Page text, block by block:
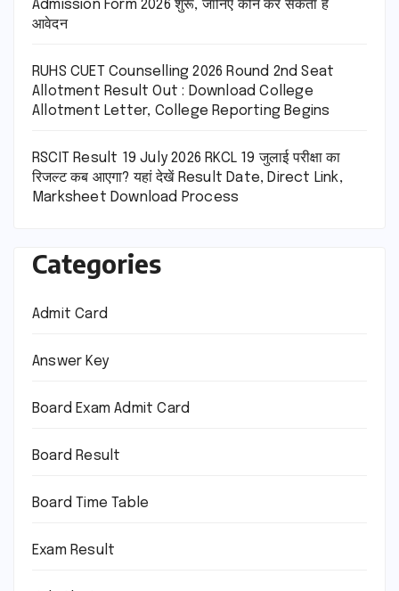
Admission Form 2026 शुरू, जानिए कौन कर सकता है
आवेदन
RUHS CUET Counselling 2026 Round 2nd Seat
Allotment Result Out : Download College
Allotment Letter, College Reporting Begins
RSCIT Result 19 July 2026 RKCL 19 जुलाई परीक्षा का
रिजल्ट कब आएगा? यहां देखें Result Date, Direct Link,
Marksheet Download Process
Categories
Admit Card
Answer Key
Board Exam Admit Card
Board Result
Board Time Table
Exam Result